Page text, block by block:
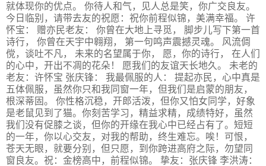
就体现你的优点。 你待人和气，见人总是笑，你广交良友。
今日临别，请带去友的祝愿：祝你前程似锦，美满幸福。 许
怀宝： 赠亦民老友： 你曾在大地上寻觅， 脚步儿写下第一首
诗行， 你曾在天宇中翱翔， 第一句鸣声震撼灵魂。 风流倜
傥，谈吐不凡， 未来的名望属于你， 愿，你的诗行， 在人们
的心中，开出不凋的花朵！ 愿我们的友谊天长地久。 未老的
老友：许怀宝 张庆锋： 我最佩服的人： 提起亦民，心中真是
五体佩服，虽然你只和我同窗一年，但我们是启蒙的朋友，
根深蒂固。 你性格沉稳，开郎活泼，但你又怕女同学，好象
是老鼠见到了猫。你刻苦学习，精益求精，成绩特好，虽然
我们没有促膝之谈，但你的开缘在我心中已经占有了。短短
的一年，你以心交友，对我的帮助，终生难忘。唉！可恨，
苍天无眼，就要分别，但只愿，到你跨进高府之际，勿望同
窗良友。祝：金榜高中，前程似锦。 挚友：张庆锋 李洪涛：